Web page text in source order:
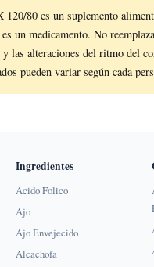
120/80 es un suplemento
un medicamento. No
las alteraciones del ritmo del
pueden variar según cada
Ingredientes
Acido Folico
Ajo
Ajo Envejecido
Alcachofa